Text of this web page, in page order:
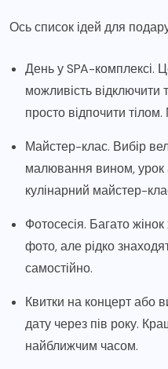
Ось список ідей для
День у SPA-комплексі.
можливість відключити
просто відпочити
Майстер-клас. Вибір
малювання вином, урок
кулінарний майстер-
Фотосесія. Багато
фото, але рідко
самостійно.
Квитки на концерт або
дату через пів року.
найближчим часом.